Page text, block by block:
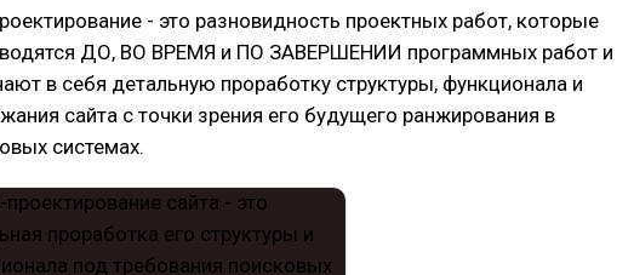
- это разновидность проектных работ, которые
ДО, ВО ВРЕМЯ и ПО ЗАВЕРШЕНИИ программных работ и
в себя детальную проработку структуры, функционала и
сайта с точки зрения его будущего ранжирования в
системах.